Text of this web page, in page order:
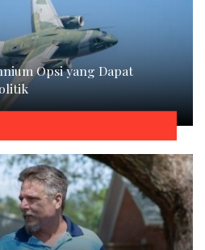
Opsi yang Dapat